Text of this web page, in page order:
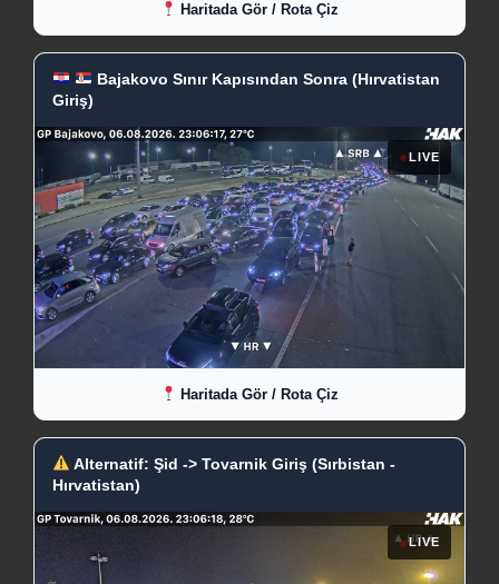
Haritada Gör / Rota Çiz
Bajakovo Sınır Kapısından Sonra (Hırvatistan
Giriş)
●LIVE
Haritada Gör / Rota Çiz
Alternatif: Şid -> Tovarnik Giriş (Sırbistan -
Hırvatistan)
●LIVE